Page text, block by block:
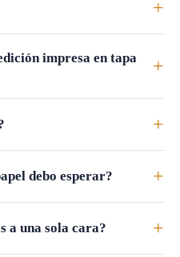
+
impresa en tapa
+
+
debo esperar? +
a una sola cara? +